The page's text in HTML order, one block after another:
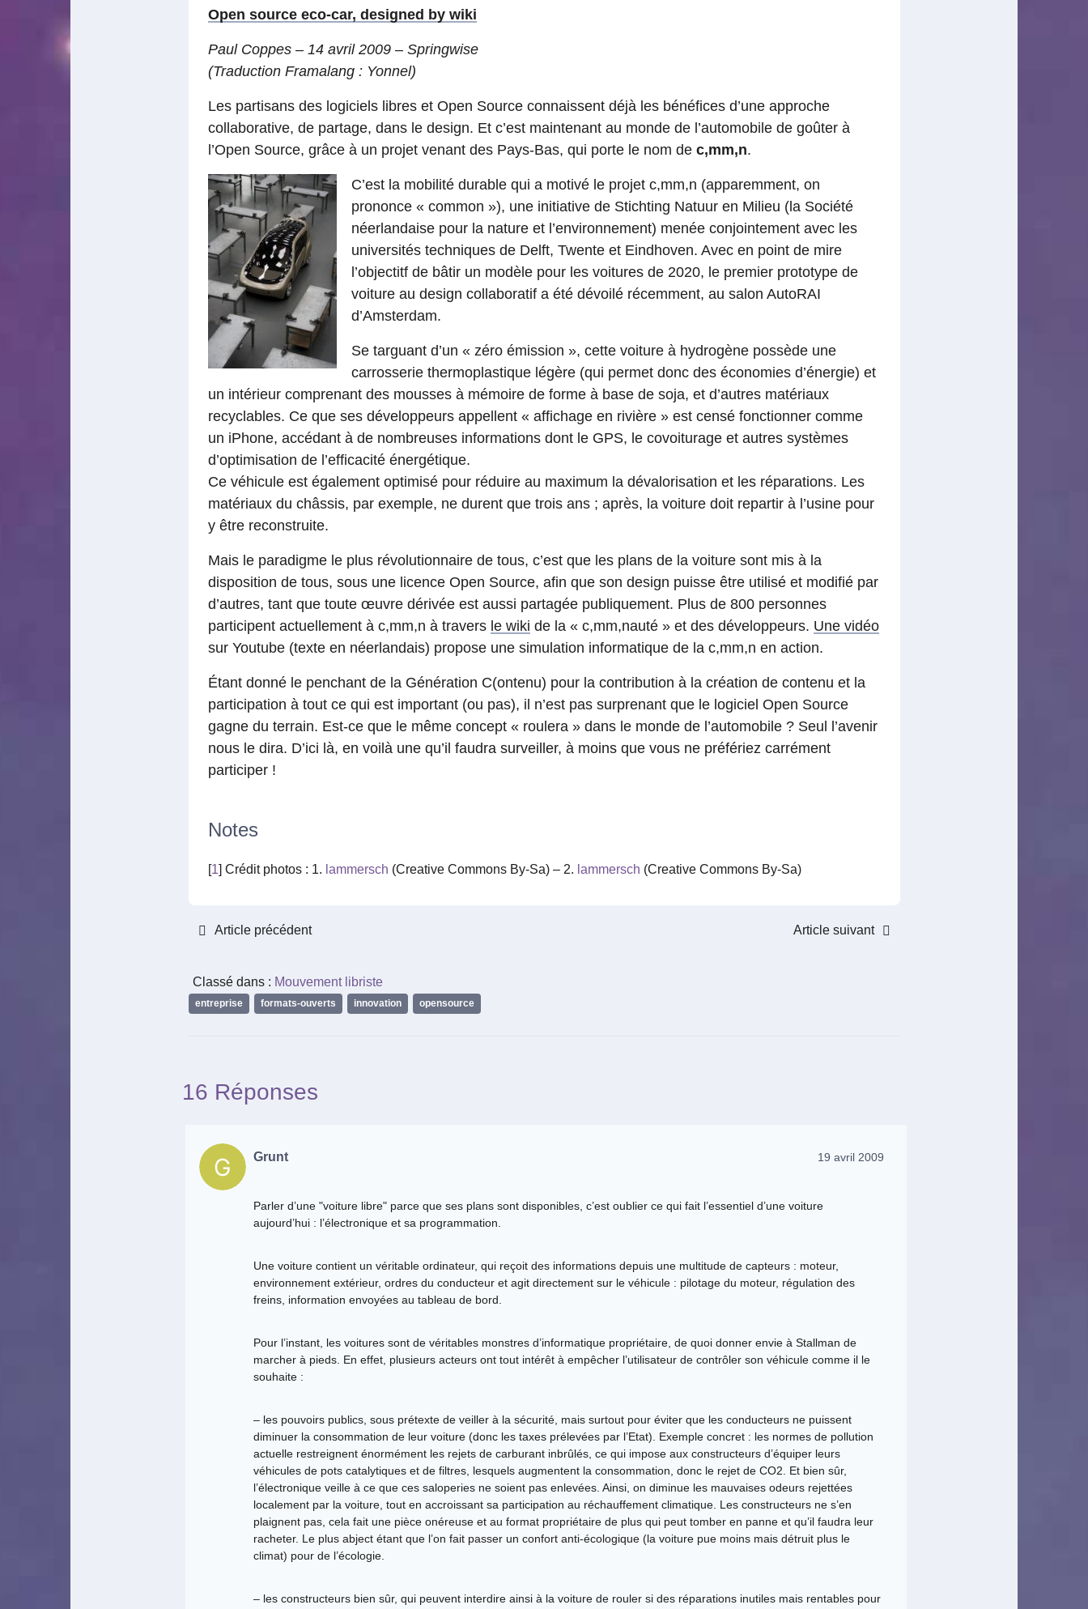
Open source eco-car, designed by wiki
Paul Coppes – 14 avril 2009 – Springwise
(Traduction Framalang : Yonnel)
Les partisans des logiciels libres et Open Source connaissent déjà les bénéfices d’une approche
collaborative, de partage, dans le design. Et c’est maintenant au monde de l’automobile de goûter à
l’Open Source, grâce à un projet venant des Pays-Bas, qui porte le nom de c,mm,n.
C’est la mobilité durable qui a motivé le projet c,mm,n (apparemment, on
prononce « common »), une initiative de Stichting Natuur en Milieu (la Société
néerlandaise pour la nature et l’environnement) menée conjointement avec les
universités techniques de Delft, Twente et Eindhoven. Avec en point de mire
l’objectitf de bâtir un modèle pour les voitures de 2020, le premier prototype de
voiture au design collaboratif a été dévoilé récemment, au salon AutoRAI
d’Amsterdam.
Se targuant d’un « zéro émission », cette voiture à hydrogène possède une
carrosserie thermoplastique légère (qui permet donc des économies d’énergie) et
un intérieur comprenant des mousses à mémoire de forme à base de soja, et d’autres matériaux
recyclables. Ce que ses développeurs appellent « affichage en rivière » est censé fonctionner comme
un iPhone, accédant à de nombreuses informations dont le GPS, le covoiturage et autres systèmes
d’optimisation de l’efficacité énergétique.
Ce véhicule est également optimisé pour réduire au maximum la dévalorisation et les réparations. Les
matériaux du châssis, par exemple, ne durent que trois ans ; après, la voiture doit repartir à l’usine pour
y être reconstruite.
Mais le paradigme le plus révolutionnaire de tous, c’est que les plans de la voiture sont mis à la
disposition de tous, sous une licence Open Source, afin que son design puisse être utilisé et modifié par
d’autres, tant que toute œuvre dérivée est aussi partagée publiquement. Plus de 800 personnes
participent actuellement à c,mm,n à travers le wiki de la « c,mm,nauté » et des développeurs. Une vidéo
sur Youtube (texte en néerlandais) propose une simulation informatique de la c,mm,n en action.
Étant donné le penchant de la Génération C(ontenu) pour la contribution à la création de contenu et la
participation à tout ce qui est important (ou pas), il n’est pas surprenant que le logiciel Open Source
gagne du terrain. Est-ce que le même concept « roulera » dans le monde de l’automobile ? Seul l’avenir
nous le dira. D’ici là, en voilà une qu’il faudra surveiller, à moins que vous ne préfériez carrément
participer !
Notes
[1] Crédit photos : 1. lammersch (Creative Commons By-Sa) – 2. lammersch (Creative Commons By-Sa)
Article précédent Article suivant
Classé dans : Mouvement libriste
entreprise formats-ouverts innovation opensource
16 Réponses
Grunt 19 avril 2009
Parler d’une "voiture libre" parce que ses plans sont disponibles, c’est oublier ce qui fait l’essentiel d’une voiture
aujourd’hui : l’électronique et sa programmation.
Une voiture contient un véritable ordinateur, qui reçoit des informations depuis une multitude de capteurs : moteur,
environnement extérieur, ordres du conducteur et agit directement sur le véhicule : pilotage du moteur, régulation des
freins, information envoyées au tableau de bord.
Pour l’instant, les voitures sont de véritables monstres d’informatique propriétaire, de quoi donner envie à Stallman de
marcher à pieds. En effet, plusieurs acteurs ont tout intérêt à empêcher l’utilisateur de contrôler son véhicule comme il le
souhaite :
– les pouvoirs publics, sous prétexte de veiller à la sécurité, mais surtout pour éviter que les conducteurs ne puissent
diminuer la consommation de leur voiture (donc les taxes prélevées par l’Etat). Exemple concret : les normes de pollution
actuelle restreignent énormément les rejets de carburant inbrûlés, ce qui impose aux constructeurs d’équiper leurs
véhicules de pots catalytiques et de filtres, lesquels augmentent la consommation, donc le rejet de CO2. Et bien sûr,
l’électronique veille à ce que ces saloperies ne soient pas enlevées. Ainsi, on diminue les mauvaises odeurs rejettées
localement par la voiture, tout en accroissant sa participation au réchauffement climatique. Les constructeurs ne s’en
plaignent pas, cela fait une pièce onéreuse et au format propriétaire de plus qui peut tomber en panne et qu’il faudra leur
racheter. Le plus abject étant que l’on fait passer un confort anti-écologique (la voiture pue moins mais détruit plus le
climat) pour de l’écologie.
– les constructeurs bien sûr, qui peuvent interdire ainsi à la voiture de rouler si des réparations inutiles mais rentables pour